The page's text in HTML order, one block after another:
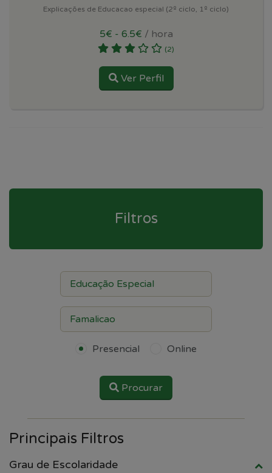
Explicações de Educacao especial (2º ciclo, 1º ciclo)
5€ - 6.5€ / hora
(2)
Ver Perfil
Filtros
Presencial Online
Procurar
Principais Filtros
Grau de Escolaridade